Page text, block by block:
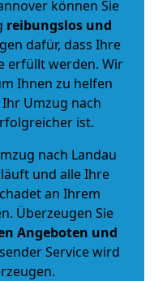
können Sie
reibungslos und
dafür, dass Ihre
erfüllt werden. Wir
Ihnen zu helfen
Umzug nach
ist.
nach Landau
und alle Ihre
an Ihrem
Überzeugen Sie
Angeboten und
Service wird